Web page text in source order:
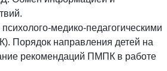
медико-педагогическими
Порядок направления детей на
рекомендаций ПМПК в работе